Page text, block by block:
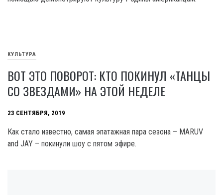
КУЛЬТУРА
ВОТ ЭТО ПОВОРОТ: КТО ПОКИНУЛ «ТАНЦЫ
СО ЗВЕЗДАМИ» НА ЭТОЙ НЕДЕЛЕ
23 СЕНТЯБРЯ, 2019
Как стало известно, самая эпатажная пара сезона – MARUV
and JAY – покинули шоу с пятом эфире.